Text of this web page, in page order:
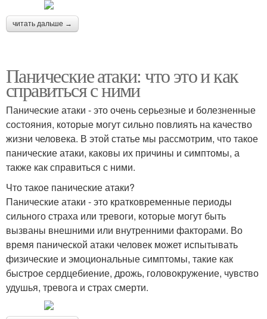
читать дальше →
Панические атаки: что это и как
справиться с ними
Панические атаки - это очень серьезные и болезненные
состояния, которые могут сильно повлиять на качество
жизни человека. В этой статье мы рассмотрим, что такое
панические атаки, каковы их причины и симптомы, а
также как справиться с ними.
Что такое панические атаки?
Панические атаки - это кратковременные периоды
сильного страха или тревоги, которые могут быть
вызваны внешними или внутренними факторами. Во
время панической атаки человек может испытывать
физические и эмоциональные симптомы, такие как
быстрое сердцебиение, дрожь, головокружение, чувство
удушья, тревога и страх смерти.